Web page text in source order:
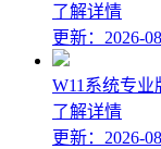
了解详情
更新：2026-
W11系统专业
了解详情
更新：2026-